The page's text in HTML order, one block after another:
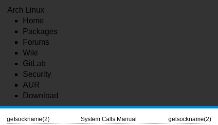
Arch Linux
Home
Packages
Forums
Wiki
GitLab
Security
AUR
Download
getsockname(2) System Calls Manual getsockname(2)